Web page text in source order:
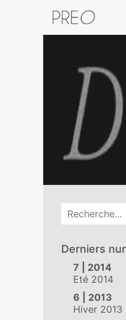
Menu
Derniers
7 | 2014
Eté 2014
6 | 2013
Hiver 2013